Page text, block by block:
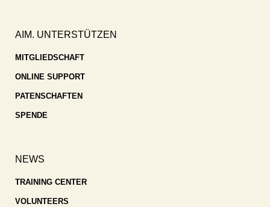
AIM. UNTERSTÜTZEN
MITGLIEDSCHAFT
ONLINE SUPPORT
PATENSCHAFTEN
SPENDE
NEWS
TRAINING CENTER
VOLUNTEERS